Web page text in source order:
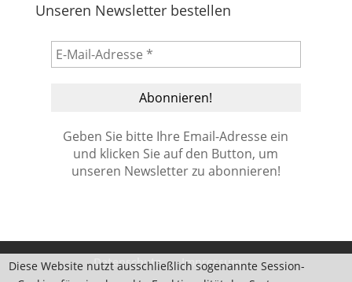
Unseren Newsletter bestellen
Geben Sie bitte Ihre Email-Adresse ein
und klicken Sie auf den Button, um
unseren Newsletter zu abonnieren!
Datenschutz Impressum
Diese Website nutzt ausschließlich sogenannte Session-